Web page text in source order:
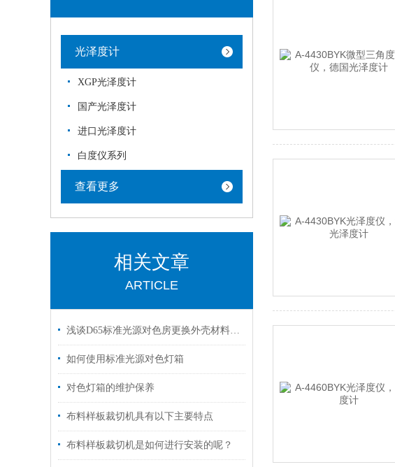
光泽度计
XGP光泽度计
国产光泽度计
进口光泽度计
白度仪系列
查看更多
相关文章
ARTICLE
浅谈D65标准光源对色房更换外壳材料的趋势
如何使用标准光源对色灯箱
对色灯箱的维护保养
布料样板裁切机具有以下主要特点
布料样板裁切机是如何进行安装的呢？